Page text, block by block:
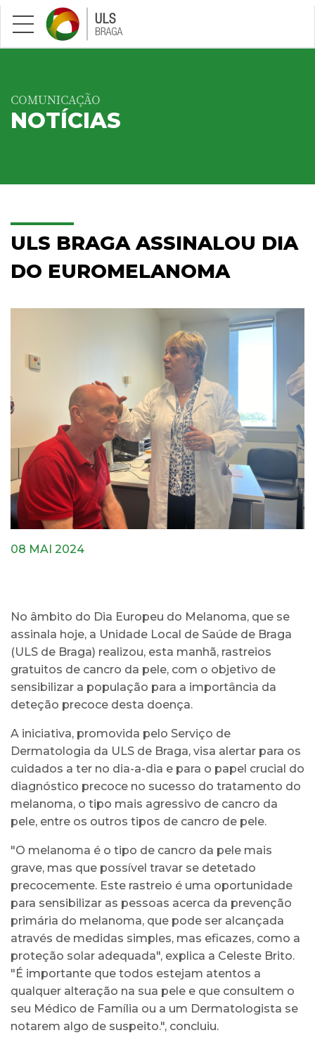
Saltar para conteúdo principal
COMUNICAÇÃO
NOTÍCIAS
ULS BRAGA ASSINALOU DIA
DO EUROMELANOMA
08 MAI 2024
No âmbito do Dia Europeu do Melanoma, que se
assinala hoje, a Unidade Local de Saúde de Braga
(ULS de Braga) realizou, esta manhã, rastreios
gratuitos de cancro da pele, com o objetivo de
sensibilizar a população para a importância da
deteção precoce desta doença.
A iniciativa, promovida pelo Serviço de
Dermatologia da ULS de Braga, visa alertar para os
cuidados a ter no dia-a-dia e para o papel crucial do
diagnóstico precoce no sucesso do tratamento do
melanoma, o tipo mais agressivo de cancro da
pele, entre os outros tipos de cancro de pele.
"O melanoma é o tipo de cancro da pele mais
grave, mas que possível travar se detetado
precocemente. Este rastreio é uma oportunidade
para sensibilizar as pessoas acerca da prevenção
primária do melanoma, que pode ser alcançada
através de medidas simples, mas eficazes, como a
proteção solar adequada", explica a Celeste Brito.
"É importante que todos estejam atentos a
qualquer alteração na sua pele e que consultem o
seu Médico de Família ou a um Dermatologista se
notarem algo de suspeito.", concluiu.